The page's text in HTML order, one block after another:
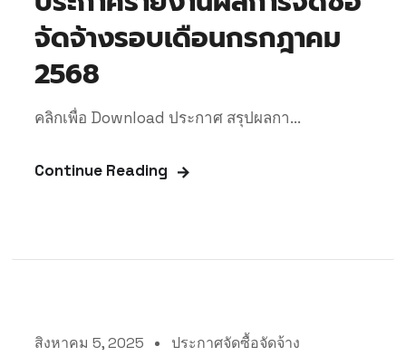
จัดจ้างรอบเดือนกรกฎาคม
2568
คลิกเพื่อ Download ประกาศ สรุปผลกา...
Continue Reading
สิงหาคม 5, 2025 ประกาศจัดซื้อจัดจ้าง